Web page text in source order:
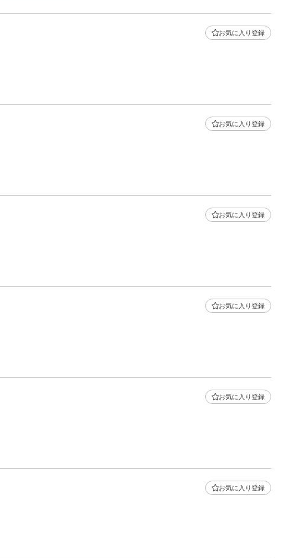
お気に入り登録
お気に入り登録
お気に入り登録
お気に入り登録
お気に入り登録
お気に入り登録